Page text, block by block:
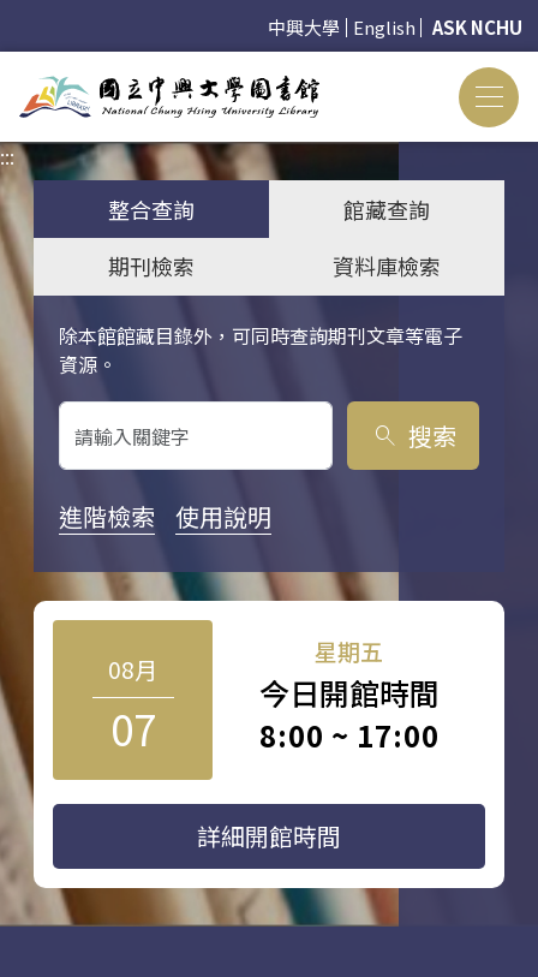
中興大學 English ASK NCHU
:::
整合查詢
館藏查詢
期刊檢索
資料庫檢索
除本館館藏目錄外，可同時查詢期刊文章等電子
資源。
關鍵字搜尋
search 搜索
進階檢索 使用說明
08月
07
星期五
今日開館時間
8:00 ~ 17:00
詳細開館時間